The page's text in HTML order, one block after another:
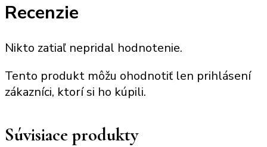
Recenzie
Nikto zatiaľ nepridal hodnotenie.
Tento produkt môžu ohodnotiť len prihlásení
zákazníci, ktorí si ho kúpili.
Súvisiace produkty